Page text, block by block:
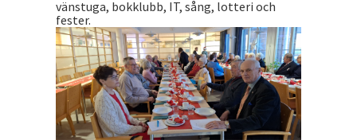
vänstuga, bokklubb, IT, sång, lotteri och
fester.